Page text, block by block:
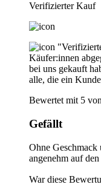
Verifizierter Kauf
Käufer:innen
bei uns gekauft
alle, die ein
Bewertet mit 5
Gefällt
Ohne Geschmack
angenehm auf
War diese